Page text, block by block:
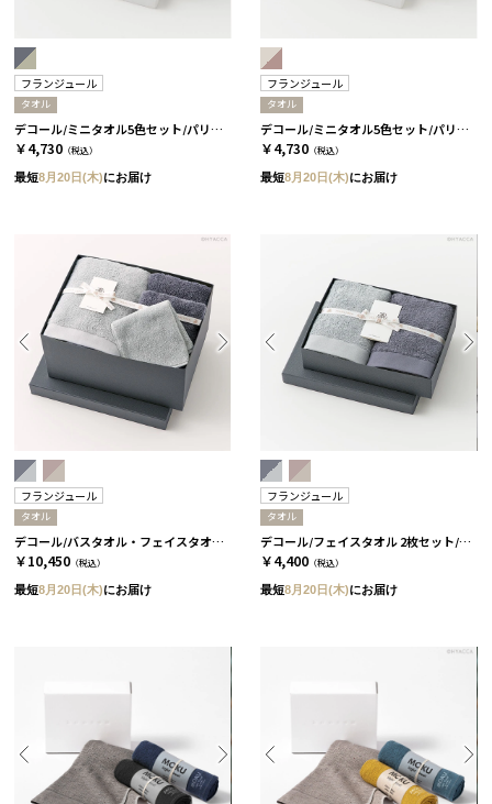
フランジュール
タオル
デコール/ミニタオル5色セット/パリの情景［フランジュール］
￥4,730 （税込）
最短8月20日(木)にお届け
フランジュール
タオル
デコール/ミニタオル5色セット/パリの夕暮れ［フランジュール］
￥4,730 （税込）
最短8月20日(木)にお届け
フランジュール
タオル
デコール/バスタオル・フェイスタオル・ミニタオル 4枚セット/2種類［フランジュール］ ブルーニュイ&グリーアシェ
￥10,450 （税込）
最短8月20日(木)にお届け
フランジュール
タオル
デコール/フェイスタオル 2枚セット/2種類［フランジュール］ ブルーニュイ&グリーアシェ
￥4,400 （税込）
最短8月20日(木)にお届け